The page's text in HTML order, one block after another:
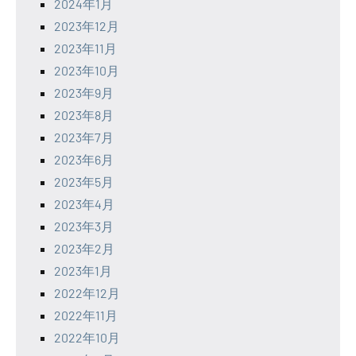
2024年1月
2023年12月
2023年11月
2023年10月
2023年9月
2023年8月
2023年7月
2023年6月
2023年5月
2023年4月
2023年3月
2023年2月
2023年1月
2022年12月
2022年11月
2022年10月